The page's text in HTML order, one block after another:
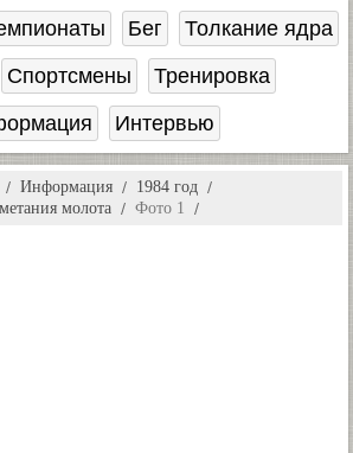
Бег
Толкание ядра
Спортсмены
Тренировка
Интервью
Информация
1984 год
молота
Фото 1